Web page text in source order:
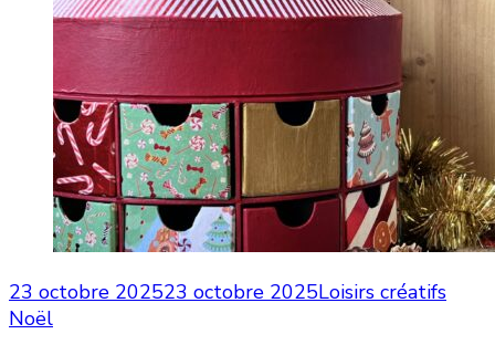
23 octobre 202523 octobre 2025Loisirs créatifs
Noël